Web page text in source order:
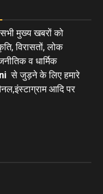
मुख्य खबरों को
विरासतों, लोक
व धार्मिक
से जुड़ने के लिए हमारे
आदि पर